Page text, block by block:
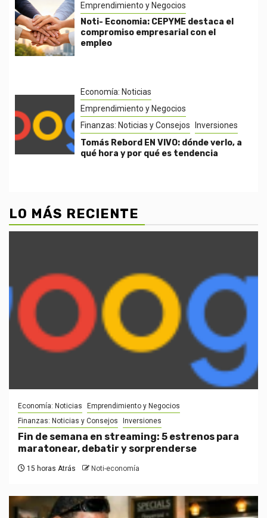
Emprendimiento y Negocios
Noti- Economia: CEPYME destaca el
compromiso empresarial con el
empleo
Economía: Noticias
Emprendimiento y Negocios
Finanzas: Noticias y Consejos
Inversiones
Tomás Rebord EN VIVO: dónde verlo, a
qué hora y por qué es tendencia
LO MÁS RECIENTE
Economía: Noticias
Emprendimiento y Negocios
Finanzas: Noticias y Consejos
Inversiones
Fin de semana en streaming: 5 estrenos para
maratonear, debatir y sorprenderse
15 horas Atrás Noti-economía